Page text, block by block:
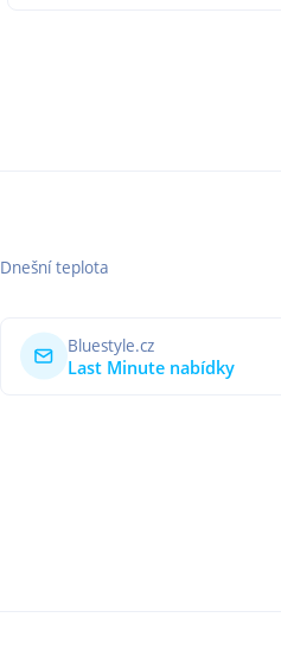
Dnešní teplota
Bluestyle.cz
Last Minute nabídky